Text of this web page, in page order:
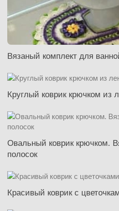
Вязаный комплект для
Круглый коврик крючком из
Овальный коврик крючком.
полосок
Красивый коврик с